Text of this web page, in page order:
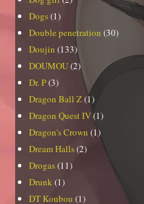
Dogs(1)
Double penetration (30)
Doujin (133)
DOUMOU(2)
Dr. P(3)
Dragon Ball Z(1)
Dragon Quest IV(1)
Dragon's Crown (1)
Dream Halls(2)
Drogas(11)
Drunk (1)
DT Koubou (1)